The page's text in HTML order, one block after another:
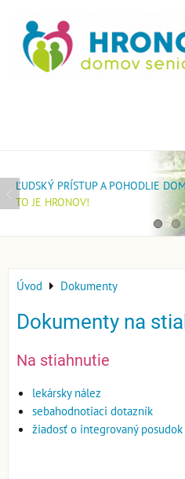
ĽUDSKÝ PRÍSTUP A POHODLIE
TO JE HRONOV!
MOMENTÁLNE NEMÁME VOĽNÉ
ZARIADENÍ!
POŠLITE SI ŽIADOSŤ A ZARADÍME
AK MÁTE ZÁUJEM BYŤ NAŠIM
POŠTITE SI ŽIADOSŤ.
ZARADÍME VÁS DO PORADOVNÍKA.
Úvod Dokumenty
Dokumenty na
Na stiahnutie
lekársky nález
sebahodnotiaci dotazník
žiadosť o integrovaný posudok